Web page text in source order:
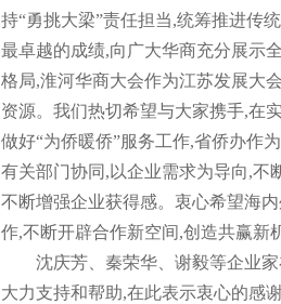
持“勇挑大梁”责任担当,统筹推进传
最卓越的成绩,向广大华商充分展示
格局,淮河华商大会作为江苏发展大
资源。我们热切希望与大家携手,在
做好“为侨暖侨”服务工作,省侨办作
有关部门协同,以企业需求为导向,不
不断增强企业获得感。衷心希望海
作,不断开辟合作新空间,创造共赢新
沈庆芳、秦荣华、谢毅等企业
大力支持和帮助,在此表示衷心的感